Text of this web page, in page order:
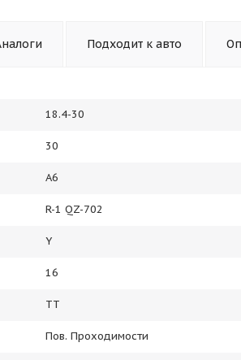
Подходит к авто
18.4-30
30
A6
R-1 QZ-702
Y
16
TT
Пов. Проходимости